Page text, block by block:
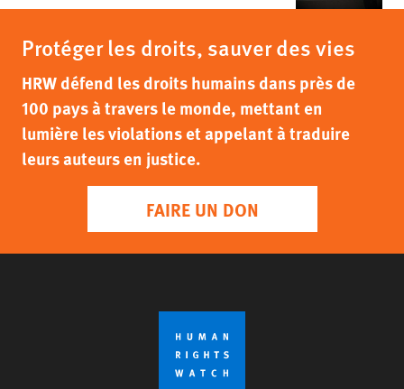
Protéger les droits, sauver des vies
HRW défend les droits humains dans près de
100 pays à travers le monde, mettant en
lumière les violations et appelant à traduire
leurs auteurs en justice.
FAIRE UN DON